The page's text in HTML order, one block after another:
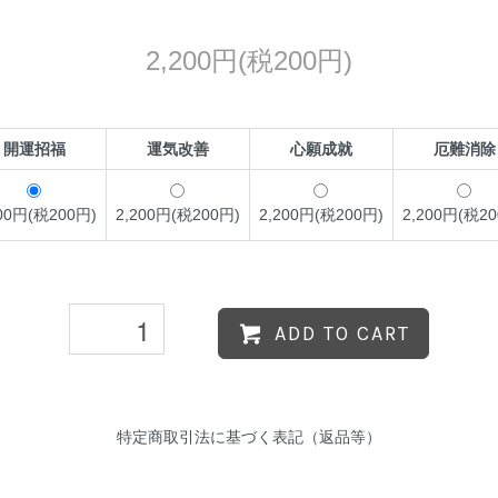
2,200円(税200円)
開運招福 運気改善 心願成就 厄難消除
円(税200円) 2,200円(税200円) 2,200円(税200円) 2,200円(税
ADD TO CART
特定商取引法に基づく表記（返品等）